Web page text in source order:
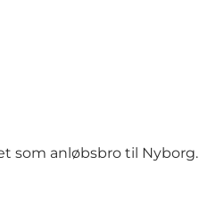
som anløbsbro til Nyborg.